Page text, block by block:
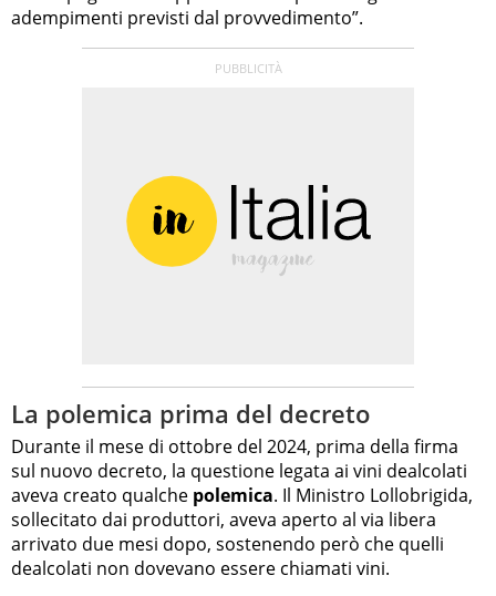
adempimenti previsti dal provvedimento”.
La polemica prima del decreto
Durante il mese di ottobre del 2024, prima della firma
sul nuovo decreto, la questione legata ai vini dealcolati
aveva creato qualche polemica. Il Ministro Lollobrigida,
sollecitato dai produttori, aveva aperto al via libera
arrivato due mesi dopo, sostenendo però che quelli
dealcolati non dovevano essere chiamati vini.